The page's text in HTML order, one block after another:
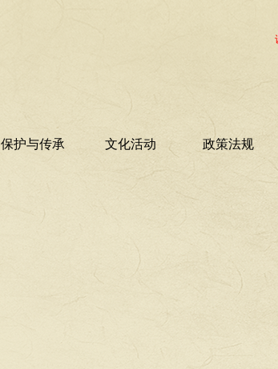
保护与传承 文化活动 政策法规